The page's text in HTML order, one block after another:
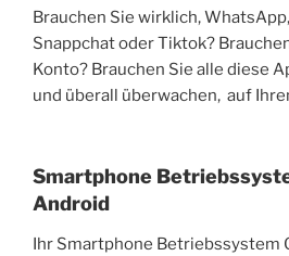
Brauchen Sie wirklich,
Snappchat oder Tiktok?
Konto? Brauchen Sie alle diese
und überall überwachen, auf
Smartphone
Android
Ihr Smartphone Betriebssystem